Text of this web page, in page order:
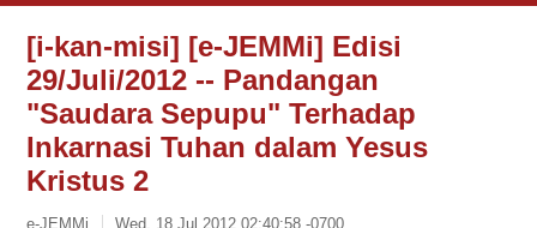
[i-kan-misi] [e-JEMMi] Edisi
29/Juli/2012 -- Pandangan
"Saudara Sepupu" Terhadap
Inkarnasi Tuhan dalam Yesus
Kristus 2
e-JEMMi Wed, 18 Jul 2012 02:40:58 -0700